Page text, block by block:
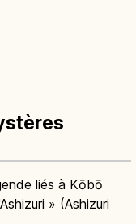
liés à Kōbō
» (Ashizuri